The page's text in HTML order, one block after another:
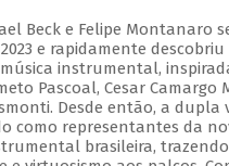
Beck e Felipe Montanaro
e rapidamente
instrumental,
Pascoal, Cesar Camargo
Desde então, a dupla
como representantes da
brasileira,